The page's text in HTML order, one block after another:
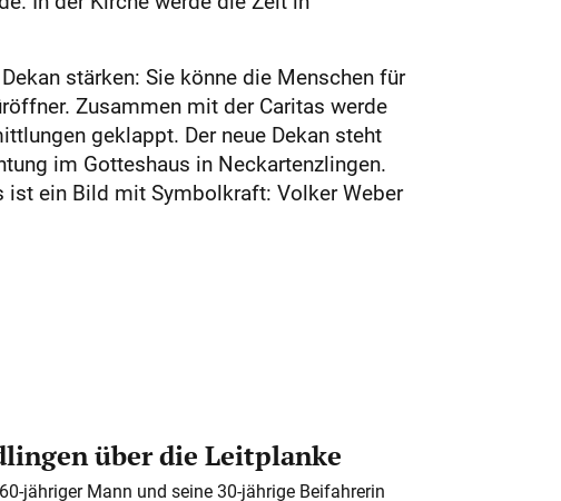
stärken: Sie könne die Menschen für
Zusammen mit der Caritas werde
geklappt. Der neue Dekan steht
im Gotteshaus in Neckartenzlingen.
ist ein Bild mit Symbolkraft: Volker Weber
über die Leitplanke
jähriger Mann und seine 30-jährige Beifahrerin